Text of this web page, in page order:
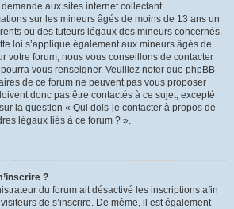
aux sites internet collectant
sur les mineurs âgés de moins de 13 ans un
ou des tuteurs légaux des mineurs concernés.
loi s’applique également aux mineurs âgés de
votre forum, nous vous conseillons de contacter
vous renseigner. Veuillez noter que phpBB
de ce forum ne peuvent pas vous proposer
donc pas être contactés à ce sujet, excepté
la question « Qui dois-je contacter à propos de
légaux liés à ce forum ? ».
?
du forum ait désactivé les inscriptions afin
de s’inscrire. De même, il est également